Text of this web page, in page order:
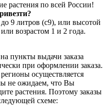
растения по всей России!
9 литров (с9), или высотой
возрастом 1 и 2 года.
пункты выдачи заказа
при оформлении заказа.
осуществляется
не ожидаем, что Вы
растения. Поэтому заказы
схеме: